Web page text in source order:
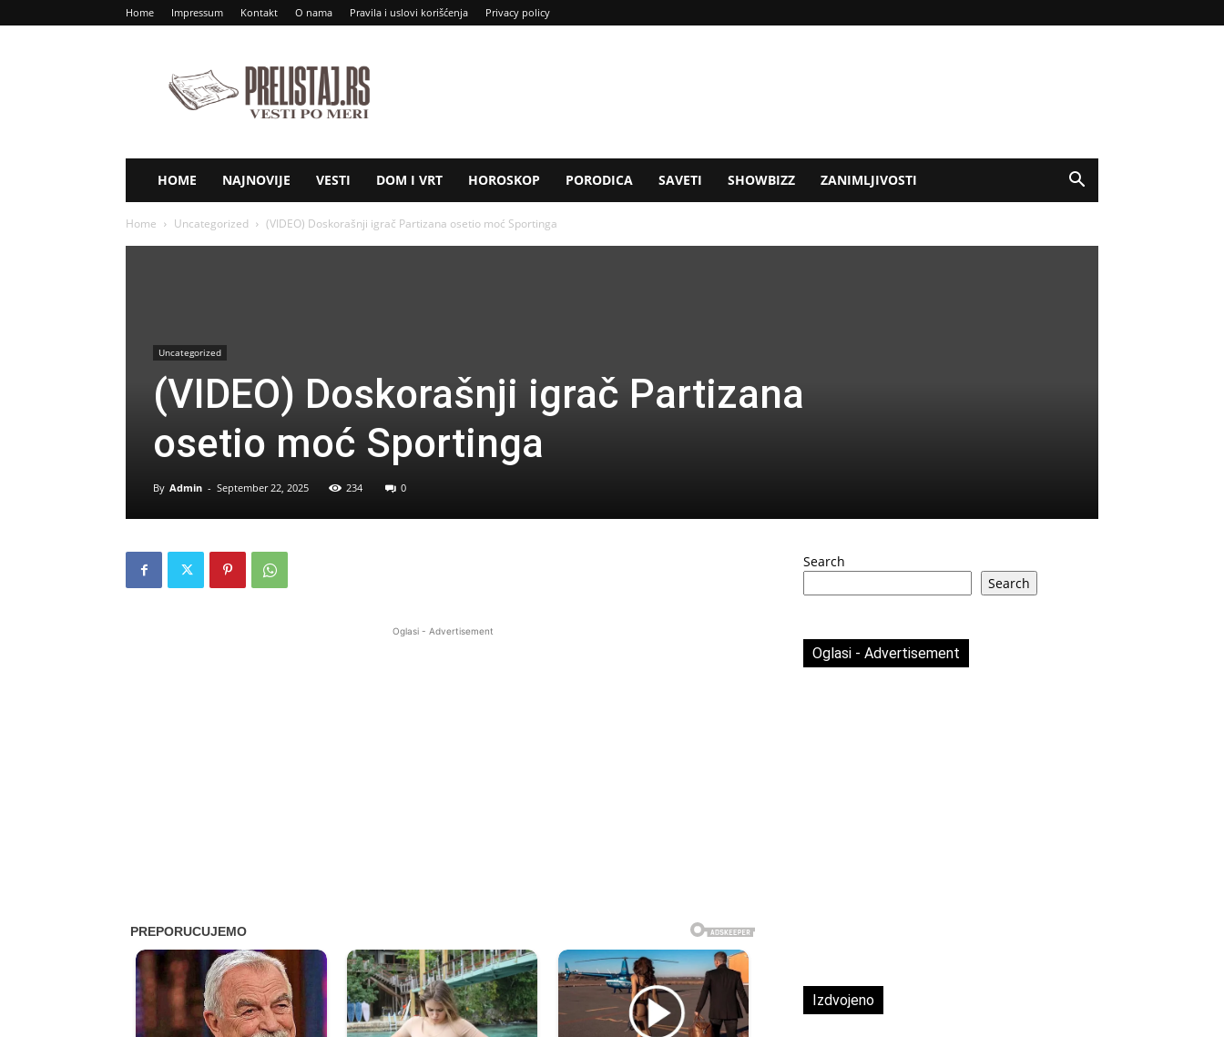
Home Impressum Kontakt O nama Pravila i uslovi korišćenja Privacy policy
RS
HOME NAJNOVIJE VESTI DOM I VRT HOROSKOP PORODICA SAVETI SHOWBIZZ ZANIMLJIVOSTI
Home Uncategorized (VIDEO) Doskorašnji igrač Partizana osetio moć Sportinga
Uncategorized
(VIDEO) Doskorašnji igrač Partizana
osetio moć Sportinga
By Admin - September 22, 2025 234 0
Oglasi - Advertisement
Search
Search
Oglasi - Advertisement
Izdvojeno